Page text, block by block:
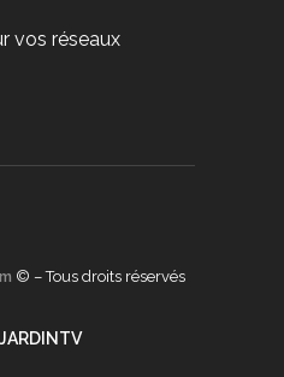
vos réseaux
© – Tous droits réservés